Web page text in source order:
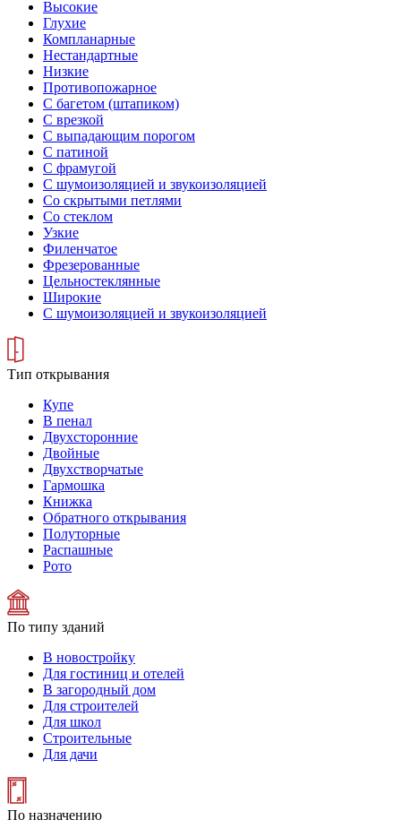
Высокие
Глухие
Компланарные
Нестандартные
Низкие
Противопожарное
С багетом (штапиком)
С врезкой
С выпадающим порогом
С патиной
С фрамугой
С шумоизоляцией и звукоизоляцией
Со скрытыми петлями
Со стеклом
Узкие
Филенчатое
Фрезерованные
Цельностеклянные
Широкие
С шумоизоляцией и звукоизоляцией
Тип открывания
Купе
В пенал
Двухсторонние
Двойные
Двухстворчатые
Гармошка
Книжка
Обратного открывания
Полуторные
Распашные
Рото
По типу зданий
В новостройку
Для гостиниц и отелей
В загородный дом
Для строителей
Для школ
Строительные
Для дачи
По назначению